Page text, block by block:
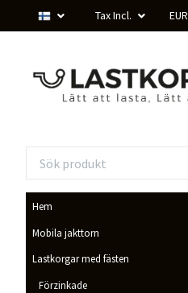
Tax Incl. EUR
Hem
Mobila jakttorn
Lastkorgar med fästen
Förzinkade